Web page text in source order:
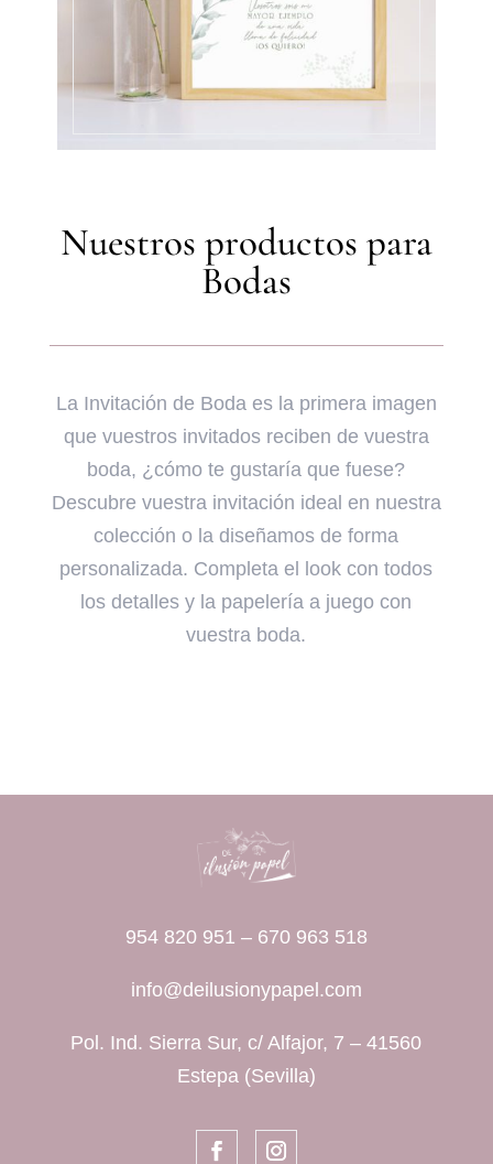
Nuestros productos para
Bodas
La Invitación de Boda es la primera imagen
que vuestros invitados reciben de vuestra
boda, ¿cómo te gustaría que fuese?
Descubre vuestra invitación ideal en nuestra
colección o la diseñamos de forma
personalizada. Completa el look con todos
los detalles y la papelería a juego con
vuestra boda.
954 820 951 – 670 963 518
info@deilusionypapel.com
Pol. Ind. Sierra Sur, c/ Alfajor, 7 – 41560
Estepa (Sevilla)